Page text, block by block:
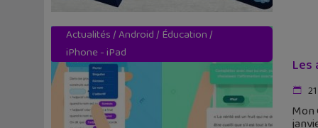
Actualités/Android/ Éducation/
iPhone - iPad
Les